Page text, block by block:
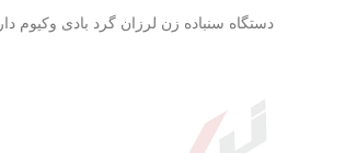
دستگاه سنباده زن لرزان گرد بادی وکیوم دار ۵ اینچ آئوریتا AT-15